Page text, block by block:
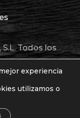
S.L. Todos los
experiencia
utilizamos o